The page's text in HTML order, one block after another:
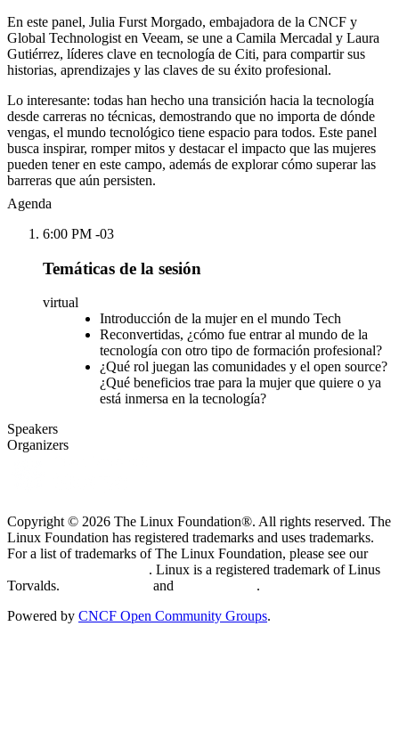
En este panel, Julia Furst Morgado, embajadora de la CNCF y
Global Technologist en Veeam, se une a Camila Mercadal y Laura
Gutiérrez, líderes clave en tecnología de Citi, para compartir sus
historias, aprendizajes y las claves de su éxito profesional.
Lo interesante: todas han hecho una transición hacia la tecnología
desde carreras no técnicas, demostrando que no importa de dónde
vengas, el mundo tecnológico tiene espacio para todos. Este panel
busca inspirar, romper mitos y destacar el impacto que las mujeres
pueden tener en este campo, además de explorar cómo superar las
barreras que aún persisten.
Agenda
6:00 PM -03
Temáticas de la sesión
virtual
Introducción de la mujer en el mundo Tech
Reconvertidas, ¿cómo fue entrar al mundo de la
tecnología con otro tipo de formación profesional?
¿Qué rol juegan las comunidades y el open source?
¿Qué beneficios trae para la mujer que quiere o ya
está inmersa en la tecnología?
Speakers
Organizers
Copyright © 2026 The Linux Foundation®. All rights reserved. The
Linux Foundation has registered trademarks and uses trademarks.
For a list of trademarks of The Linux Foundation, please see our
. Linux is a registered trademark of Linus
Torvalds.
and
.
Powered by CNCF Open Community Groups.